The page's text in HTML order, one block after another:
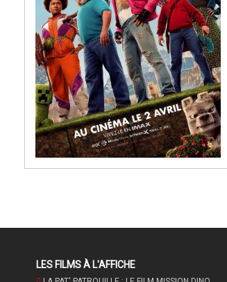
LES FILMS À L'AFFICHE